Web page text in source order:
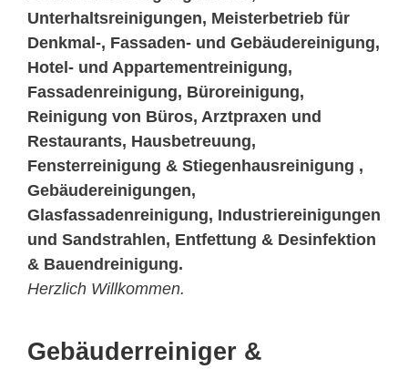
Unterhaltsreinigungen, Meisterbetrieb für
Denkmal-, Fassaden- und Gebäudereinigung,
Hotel- und Appartementreinigung,
Fassadenreinigung, Büroreinigung,
Reinigung von Büros, Arztpraxen und
Restaurants, Hausbetreuung,
Fensterreinigung & Stiegenhausreinigung ,
Gebäudereinigungen,
Glasfassadenreinigung, Industriereinigungen
und Sandstrahlen, Entfettung & Desinfektion
& Bauendreinigung.
Herzlich Willkommen.
Gebäuderreiniger &